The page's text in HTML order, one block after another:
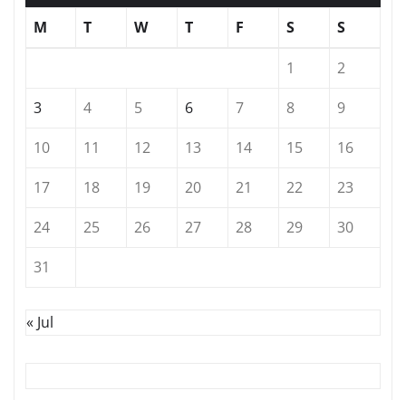
M
T W T F S S
1
2
3
4 5 6 7 8
9
10
11 12 13 14 15
16
17
18 19 20 21 22
23
24
25 26 27 28 29
30
31
« Jul